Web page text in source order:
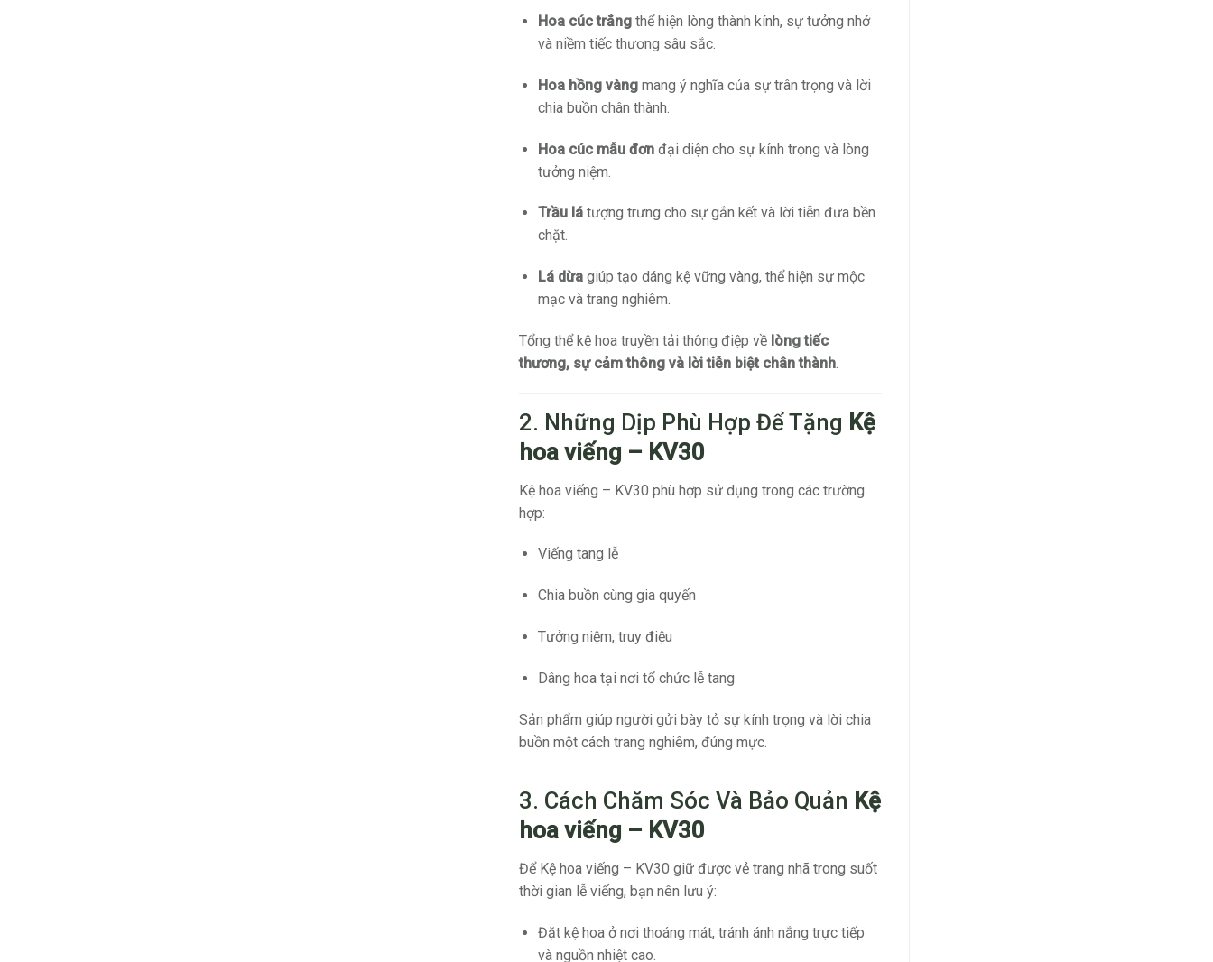
Hoa cúc trắngthể hiện lòng thành kính, sự tưởng nhớ
và niềm tiếc thương sâu sắc.
Hoa hồng vàngmang ý nghĩa của sự trân trọng và lời
chia buồn chân thành.
Hoa cúc mẫu đơnđại diện cho sự kính trọng và lòng
tưởng niệm.
Trầu látượng trưng cho sự gắn kết và lời tiễn đưa bền
chặt.
Lá dừagiúp tạo dáng kệ vững vàng, thể hiện sự mộc
mạc và trang nghiêm.
Tổng thể kệ hoa truyền tải thông điệp về lòng tiếc
thương, sự cảm thông và lời tiễn biệt chân thành.
2. Những Dịp Phù Hợp Để Tặng Kệ
hoa viếng – KV30
Kệ hoa viếng – KV30 phù hợp sử dụng trong các trường
hợp:
Viếng tang lễ
Chia buồn cùng gia quyến
Tưởng niệm, truy điệu
Dâng hoa tại nơi tổ chức lễ tang
Sản phẩm giúp người gửi bày tỏ sự kính trọng và lời chia
buồn một cách trang nghiêm, đúng mực.
3. Cách Chăm Sóc Và Bảo Quản Kệ
hoa viếng – KV30
Để Kệ hoa viếng – KV30 giữ được vẻ trang nhã trong suốt
thời gian lễ viếng, bạn nên lưu ý:
Đặt kệ hoa ở nơi thoáng mát, tránh ánh nắng trực tiếp
và nguồn nhiệt cao.